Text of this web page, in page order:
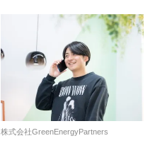
株式会社GreenEnergyPartners